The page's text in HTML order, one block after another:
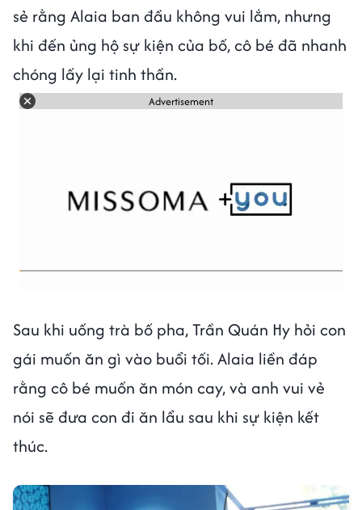
sẻ rằng Alaia ban đầu không vui lắm, nhưng
khi đến ủng hộ sự kiện của bố, cô bé đã nhanh
chóng lấy lại tinh thần.
Advertisement
Sau khi uống trà bố pha, Trần Quán Hy hỏi con
gái muốn ăn gì vào buổi tối. Alaia liền đáp
rằng cô bé muốn ăn món cay, và anh vui vẻ
nói sẽ đưa con đi ăn lẩu sau khi sự kiện kết
thúc.